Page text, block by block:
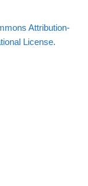
Attribution-
License.